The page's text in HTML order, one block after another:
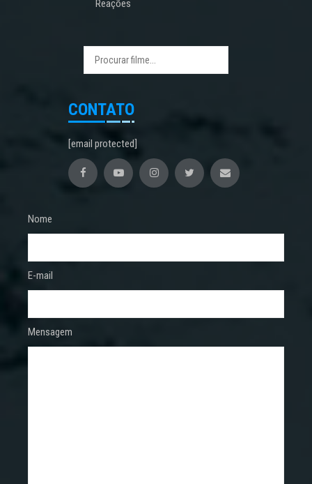
Reações
CONTATO
[email protected]
Nome
E-mail
Mensagem